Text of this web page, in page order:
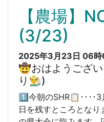
【農場】
(3/23)
2025年3月23日 06
🤠おはようござ
り👨‍🌾)
1️⃣今朝のSHR📋････
日を残すところとな